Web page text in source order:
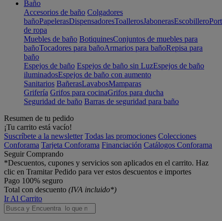
Baño
Accesorios de baño Colgadores
bañoPapelerasDispensadoresToallerosJabonerasEscobillero
de ropa
Muebles de baño BotiquinesConjuntos de muebles para
bañoTocadores para bañoArmarios para bañoRepisa para
baño
Espejos de baño Espejos de baño sin LuzEspejos de baño
iluminadosEspejos de baño con aumento
Sanitarios BañerasLavabosMamparas
Grifería Grifos para cocinaGrifos para ducha
Seguridad de baño Barras de seguridad para baño
Resumen de tu pedido
¡Tu carrito está vacío!
Suscríbete a la newsletter Todas las promociones Colecciones
Conforama Tarjeta Conforama Financiación Catálogos Conforama
Seguir Comprando
*Descuentos, cupones y servicios son aplicados en el carrito. Haz
clic en Tramitar Pedido para ver estos descuentos e importes
Pago 100% seguro
Total con descuento (IVA incluido*)
Ir Al Carrito